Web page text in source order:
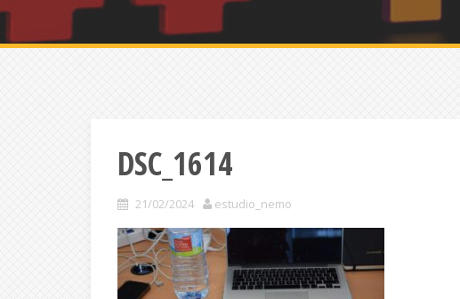
DSC_1614
21/02/2024 estudio_nemo